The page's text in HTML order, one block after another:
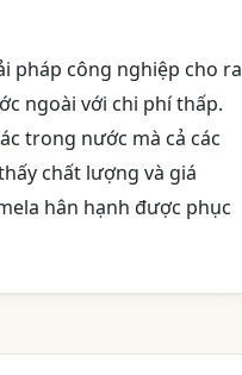
pháp công nghiệp cho ra
ngoài với chi phí thấp.
trong nước mà cả các
chất lượng và giá
hân hạnh được phục